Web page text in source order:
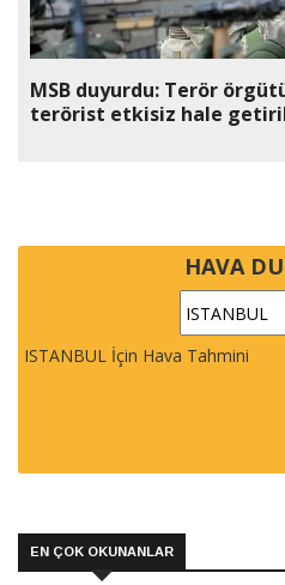
MSB duyurdu: Terör
terörist etkisiz hale
HAVA
ISTANBUL İçin Hava Tahmini
EN ÇOK OKUNANLAR